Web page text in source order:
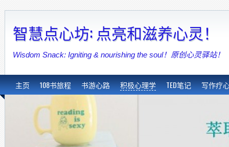
智慧点心坊: 点亮和滋养心灵！
Wisdom Snack: Igniting & nourishing the soul！原创心灵驿站！
主页 108书旅程 书游心路 积极心理学 TED笔记 写作疗